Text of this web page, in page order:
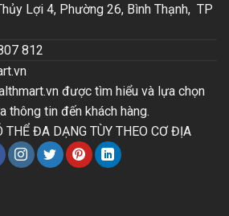
Lợi 4, Phường 26, Bình Thạnh, TP
812
được tìm hiểu và lựa chọn
thông tin đến khách hàng.
THỂ ĐA DẠNG TÙY THEO CƠ ĐỊA